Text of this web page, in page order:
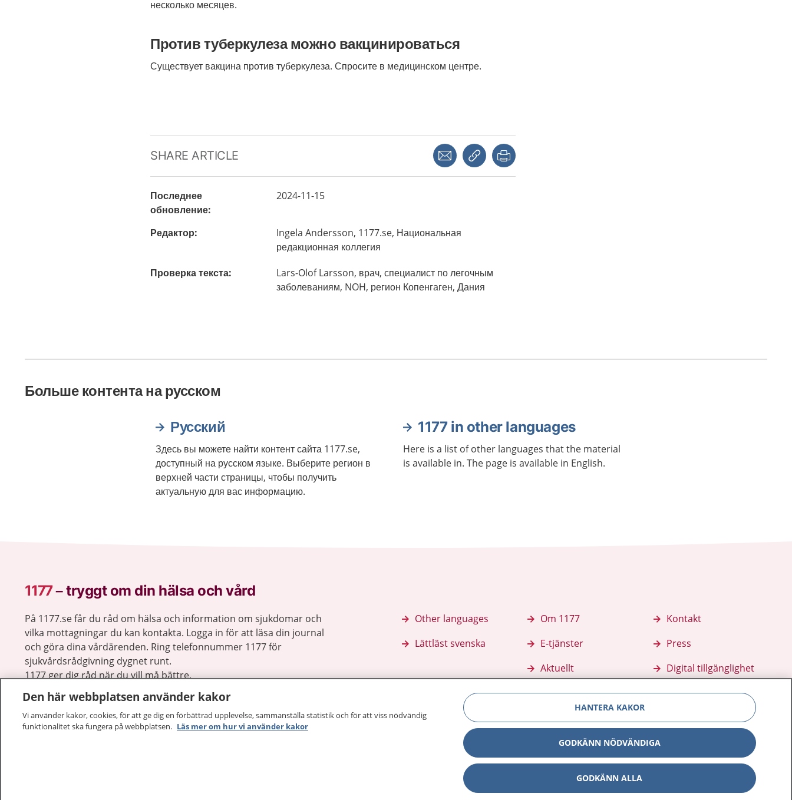
несколько месяцев.
Против туберкулеза можно вакцинироваться
Существует вакцина против туберкулеза. Спросите в медицинском центре.
SHARE ARTICLE Share with a friend
Copy link
Последнее
обновление:
2024-11-15
Редактор: Ingela Andersson, 1177.se, Национальная
редакционная коллегия
Проверка текста: Lars-Olof Larsson, врач, специалист по легочным
заболеваниям, NOH, регион Копенгаген, Дания
Больше контента на русском
Русский
Здесь вы можете найти контент сайта 1177.se,
доступный на русском языке. Выберите регион в
верхней части страницы, чтобы получить
актуальную для вас информацию.
1177 in other languages
Here is a list of other languages that the material
is available in. The page is available in English.
1177–tryggt om din hälsa och vård
På 1177.se får du råd om hälsa och information om sjukdomar och
vilka mottagningar du kan kontakta. Logga in för att läsa din journal
och göra dina vårdärenden. Ring telefonnummer 1177 för
sjukvårdsrådgivning dygnet runt.
1177 ger dig råd när du vill må bättre.
Other languages
Lättläst svenska
Om 1177
E-tjänster
Aktuellt
Kontakt
Press
Digital tillgänglighet
Behandling av personuppgifterHantering av kakor Inställningar för kakor
Den här webbplatsen använder kakor
Vi använder kakor, cookies, för att ge dig en förbättrad upplevelse, sammanställa statistik och för att viss nödvändig
funktionalitet ska fungera på webbplatsen. Läs mer om hur vi använder kakor
HANTERA KAKOR
GODKÄNN NÖDVÄNDIGA
GODKÄNN ALLA